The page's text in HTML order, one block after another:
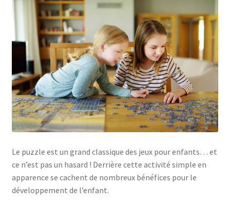
Le puzzle est un grand classique des jeux pour enfants… et
ce n’est pas un hasard ! Derrière cette activité simple en
apparence se cachent de nombreux bénéfices pour le
développement de l’enfant.